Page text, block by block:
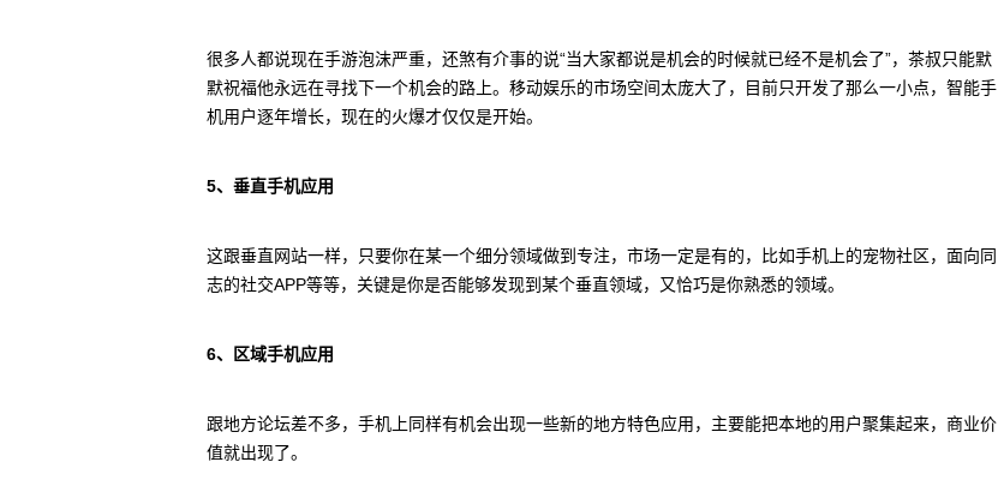
很多人都说现在手游泡沫严重，还煞有介事的说“当大家都说是机会的时候就已经不是机会了”，茶叔只能默
默祝福他永远在寻找下一个机会的路上。移动娱乐的市场空间太庞大了，目前只开发了那么一小点，智能手
机用户逐年增长，现在的火爆才仅仅是开始。
5、垂直手机应用
这跟垂直网站一样，只要你在某一个细分领域做到专注，市场一定是有的，比如手机上的宠物社区，面向同
志的社交APP等等，关键是你是否能够发现到某个垂直领域，又恰巧是你熟悉的领域。
6、区域手机应用
跟地方论坛差不多，手机上同样有机会出现一些新的地方特色应用，主要能把本地的用户聚集起来，商业价
值就出现了。